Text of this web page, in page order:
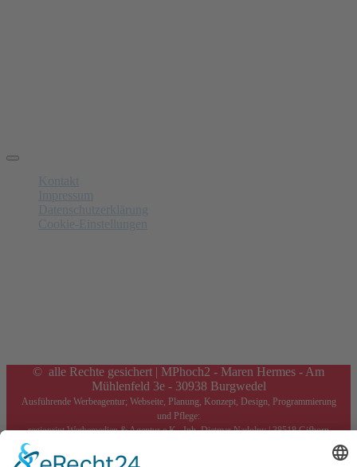
Kontakt
Impressum
Datenschutzerklärung
Cookie-Einstellungen
© alle Rechte gesichert | MPhoch2 - Maren Hermes - Am
Mühlenfeld 3e - 30938 Burgwedel
Ausführende Werbeagentur; Webseite, Planung, Konzept, Design, Programmierung
und Pflege:
regioprint Werbemedien & Agentur e.K., Inh. Dietmar Nadolny | 38518 Gifhorn
Suchen